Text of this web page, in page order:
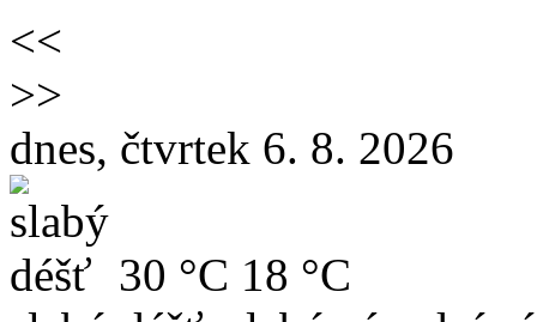
<<
>>
dnes, čtvrtek 6. 8. 2026
30 °C 18 °C